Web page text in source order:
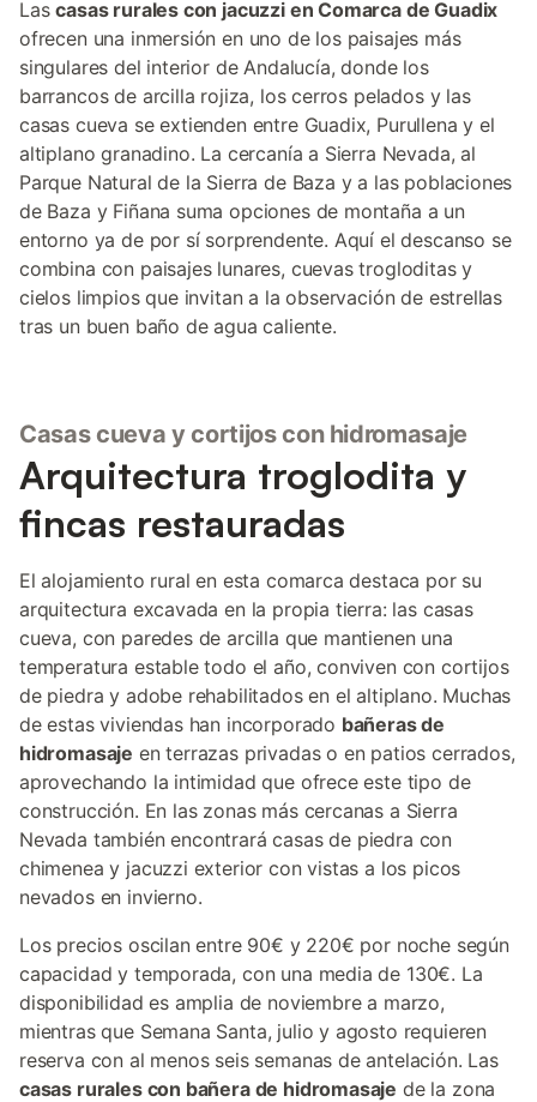
Lascasas rurales con jacuzzi en Comarca de Guadix
ofrecen una inmersión en uno de los paisajes más
singulares del interior de Andalucía, donde los
barrancos de arcilla rojiza, los cerros pelados y las
casas cueva se extienden entre Guadix, Purullena y el
altiplano granadino. La cercanía a Sierra Nevada, al
Parque Natural de la Sierra de Baza y a las poblaciones
de Baza y Fiñana suma opciones de montaña a un
entorno ya de por sí sorprendente. Aquí el descanso se
combina con paisajes lunares, cuevas trogloditas y
cielos limpios que invitan a la observación de estrellas
tras un buen baño de agua caliente.
Casas cueva y cortijos con hidromasaje
Arquitectura troglodita y
fincas restauradas
El alojamiento rural en esta comarca destaca por su
arquitectura excavada en la propia tierra: las casas
cueva, con paredes de arcilla que mantienen una
temperatura estable todo el año, conviven con cortijos
de piedra y adobe rehabilitados en el altiplano. Muchas
de estas viviendas han incorporado bañeras de
hidromasaje en terrazas privadas o en patios cerrados,
aprovechando la intimidad que ofrece este tipo de
construcción. En las zonas más cercanas a Sierra
Nevada también encontrará casas de piedra con
chimenea y jacuzzi exterior con vistas a los picos
nevados en invierno.
Los precios oscilan entre 90€ y 220€ por noche según
capacidad y temporada, con una media de 130€. La
disponibilidad es amplia de noviembre a marzo,
mientras que Semana Santa, julio y agosto requieren
reserva con al menos seis semanas de antelación. Las
casas rurales con bañera de hidromasaje de la zona